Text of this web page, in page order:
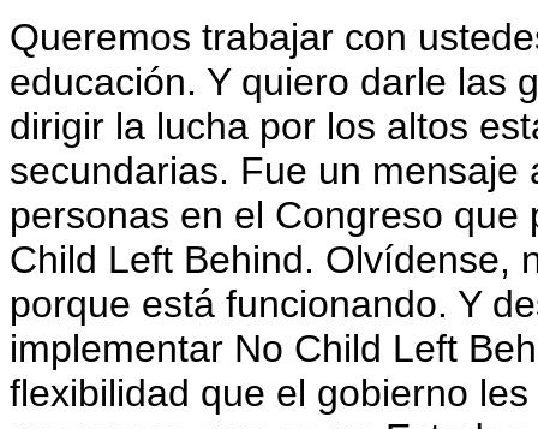
Queremos trabajar con
educación. Y quiero darle las
dirigir la lucha por los altos
secundarias. Fue un
personas en el Congreso
Child Left Behind. Olvídense,
porque está funcionando. Y
implementar No Child Left
flexibilidad que el gobierno